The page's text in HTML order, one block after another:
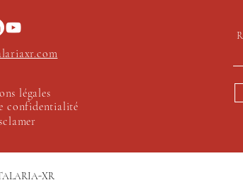
légales
confidentialité
XR